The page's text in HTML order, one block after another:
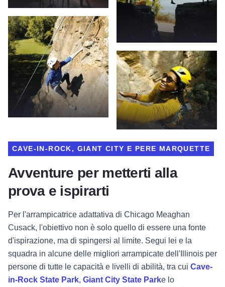
Avventure per metterti alla
prova e ispirarti
CAVE-IN-ROCK, GIANT CITY E PERE MARQUETTE
Per l'arrampicatrice adattativa di Chicago Meaghan
Cusack, l'obiettivo non è solo quello di essere una fonte
d'ispirazione, ma di spingersi al limite. Segui lei e la
squadra in alcune delle migliori arrampicate dell'Illinois per
persone di tutte le capacità e livelli di abilità, tra cui Cave-
in-Rock State Park, Giant City State Parke lo